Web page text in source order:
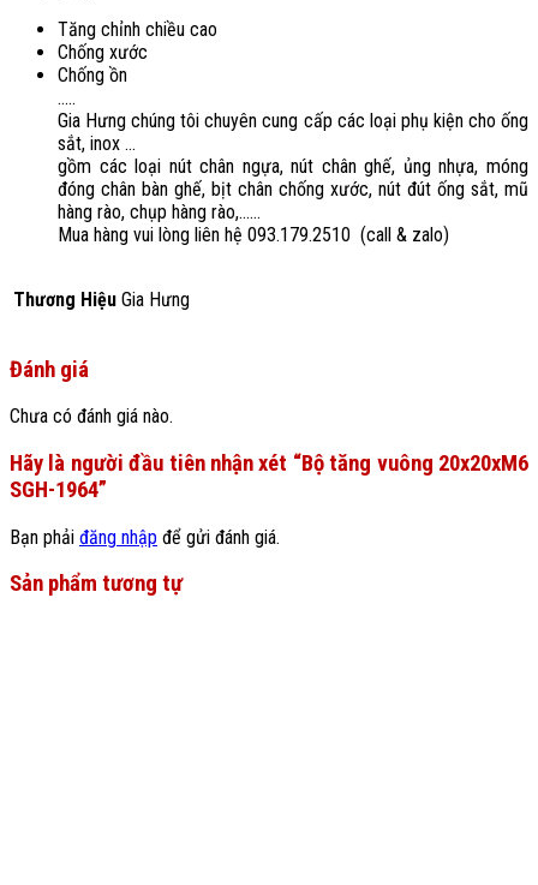
Tăng chỉnh chiều cao
Chống xước
Chống ồn
…..
Gia Hưng chúng tôi chuyên cung cấp các loại phụ kiện cho ống
sắt, inox …
gồm các loại nút chân ngựa, nút chân ghế, ủng nhựa, móng
đóng chân bàn ghế, bịt chân chống xước, nút đút ống sắt, mũ
hàng rào, chụp hàng rào,……
Mua hàng vui lòng liên hệ 093.179.2510 (call & zalo)
Thương Hiệu Gia Hưng
Đánh giá
Chưa có đánh giá nào.
Hãy là người đầu tiên nhận xét “Bộ tăng vuông 20x20xM6
SGH-1964”
Bạn phải đăng nhập để gửi đánh giá.
Sản phẩm tương tự